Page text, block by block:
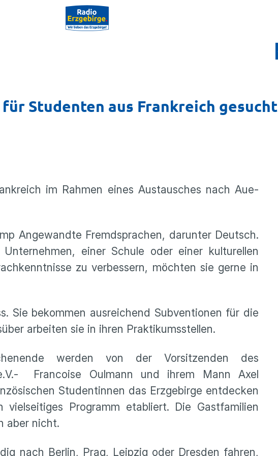
Studenten aus Frankreich gesucht
im Rahmen eines Austausches nach Aue-
Angewandte Fremdsprachen, darunter Deutsch.
einer Schule oder einer kulturellen
zu verbessern, möchten sie gerne in
Sie bekommen ausreichend Subventionen für die
arbeiten sie in ihren Praktikumsstellen.
werden von der Vorsitzenden des
Francoise Oulmann und ihrem Mann Axel
Studentinnen das Erzgebirge entdecken
Programm etabliert. Die Gastfamilien
aber nicht.
nach Berlin, Prag, Leipzig oder Dresden fahren,